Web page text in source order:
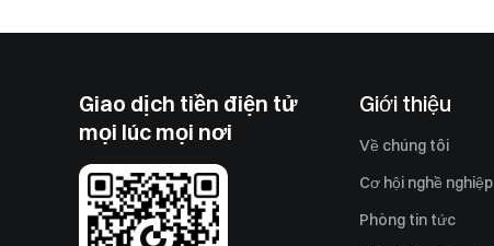
Giao dịch tiền điện tử
mọi lúc mọi nơi
Giới thiệu
Về chúng tôi
Cơ hội nghề nghiệp
Phòng tin tức